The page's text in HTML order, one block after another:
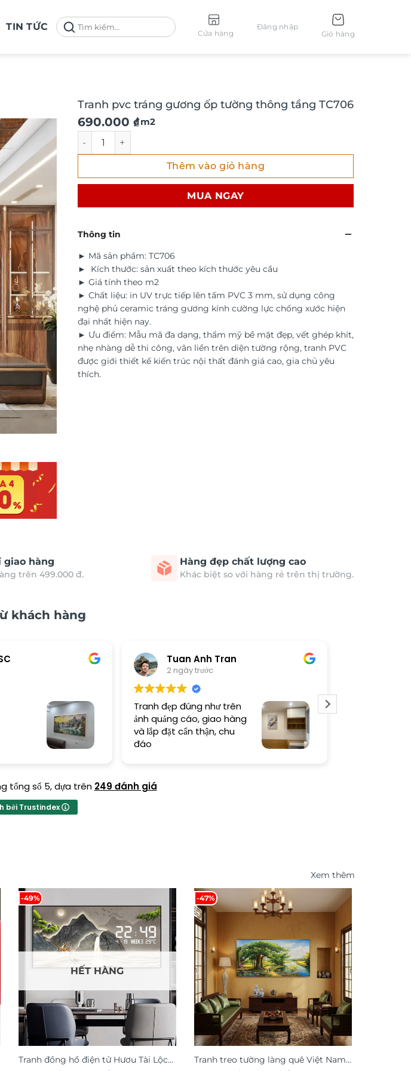
TIN TỨC
Tìm
kiếm:
Cửa hàng
Đăng nhập
Giỏ hàng
Tranh pvc tráng gương ốp tường thông tầng TC706
690.000 ₫
/ m2
Tranh pvc tráng gương ốp tường thông tầng TC706 số lượng
Thêm vào giỏ hàng
MUA NGAY
Thông tin
► Mã sản phẩm: TC706
► Kích thước: sản xuất theo kích thước yêu cầu
► Giá tính theo m2
► Chất liệu: in UV trực tiếp lên tấm PVC 3 mm, sử dụng công
nghệ phủ ceramic tráng gương kính cường lực chống xước hiện
đại nhất hiện nay.
► Ưu điểm: Mẫu mã đa dạng, thẩm mỹ bề mặt đẹp, vết ghép khít,
nhẹ nhàng dễ thi công, vân liền trên diện tường rộng, tranh PVC
được giới thiết kế kiến trúc nội thất đánh giá cao, gia chủ yêu
thích.
giao hàng
trên 499.000 đ.
Hàng đẹp chất lượng cao
Khác biệt so với hàng rẻ trên thị trường.
khách hàng
Tuan Anh Tran
2 ngày trước
Tranh đẹp đúng như trên
ảnh quảng cáo, giao hàng
và lắp đặt cẩn thận, chu
đáo
tổng số 5, dựa trên 249 đánh giá
bởi Trustindex
Xem thêm
-49%
HẾT HÀNG
Tranh đồng hồ điện tử Hươu Tài Lộc
-47%
Tranh treo tường làng quê Việt Nam